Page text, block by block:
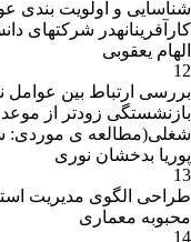
شناسایی و اولویت بندی
کارآفرینانهدر شرکتهای
الهام یعقوبی
12
بررسی ارتباط بین
بازنشستگی زودتر از موعد
شغلی(مطالعه ی
پوریا بدخشان نوری
13
طراحی الگوی مدیریت
محبوبه معماری
14